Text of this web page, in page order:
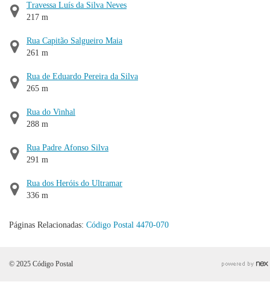
Travessa Luís da Silva Neves
217 m
Rua Capitão Salgueiro Maia
261 m
Rua de Eduardo Pereira da Silva
265 m
Rua do Vinhal
288 m
Rua Padre Afonso Silva
291 m
Rua dos Heróis do Ultramar
336 m
Páginas Relacionadas: Código Postal 4470-070
© 2025 Código Postal